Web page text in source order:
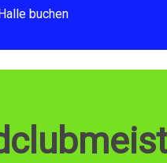
buchen